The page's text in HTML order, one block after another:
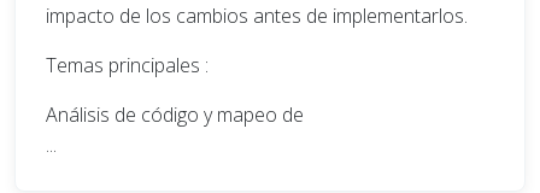
impacto de los cambios antes de implementarlos.
Temas principales :
Análisis de código y mapeo de
...